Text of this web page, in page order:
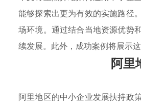
能够探索出更为有效的实施路径
场环境。通过结合当地资源优势
续发展。此外，成功案例将展示
阿里
阿里地区的中小企业发展扶持政